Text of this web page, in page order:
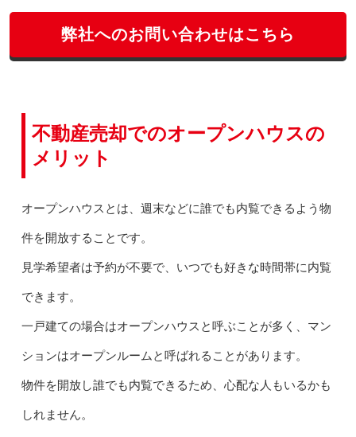
弊社へのお問い合わせはこちら
不動産売却でのオープンハウスの
メリット
オープンハウスとは、週末などに誰でも内覧できるよう物
件を開放することです。
見学希望者は予約が不要で、いつでも好きな時間帯に内覧
できます。
一戸建ての場合はオープンハウスと呼ぶことが多く、マン
ションはオープンルームと呼ばれることがあります。
物件を開放し誰でも内覧できるため、心配な人もいるかも
しれません。